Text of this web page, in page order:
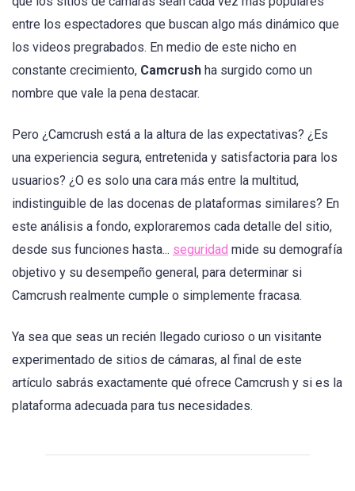
entre los espectadores que buscan algo más dinámico que
los videos pregrabados. En medio de este nicho en
constante crecimiento, Camcrush ha surgido como un
nombre que vale la pena destacar.
Pero ¿Camcrush está a la altura de las expectativas? ¿Es
una experiencia segura, entretenida y satisfactoria para los
usuarios? ¿O es solo una cara más entre la multitud,
indistinguible de las docenas de plataformas similares? En
este análisis a fondo, exploraremos cada detalle del sitio,
desde sus funciones hasta... seguridad mide su demografía
objetivo y su desempeño general, para determinar si
Camcrush realmente cumple o simplemente fracasa.
Ya sea que seas un recién llegado curioso o un visitante
experimentado de sitios de cámaras, al final de este
artículo sabrás exactamente qué ofrece Camcrush y si es la
plataforma adecuada para tus necesidades.